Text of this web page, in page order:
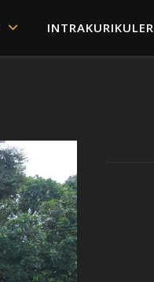
INTRAKURIKULER